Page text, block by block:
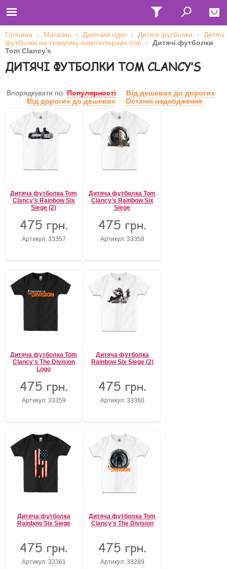
Close
Главная
Футболки
Свитшоты
Лонгсливы
Бейсболки
Ветровки
Оплата и доставка
О нас
Сотрудничество
Головна Магазин Дитячий одяг Дитячі футболки
Дитячі
футболки на тематику комп'ютерних ігор
Дитячі футболки
Tom Clancy’s
ДИТЯЧІ ФУТБОЛКИ TOM CLANCY’S
Впорядкувати по: Популярності
Від дешевих до дорогих
Від дорогих до дешевих
Останні надходження
Дитяча футболка Tom
Clancy’s Rainbow Six
Siege (2)
475 грн.
Артикул: 33357
Дитяча футболка Tom
Clancy’s Rainbow Six
Siege
475 грн.
Артикул: 33358
Дитяча футболка Tom
Clancy's The Division
Logo
475 грн.
Артикул: 33359
Дитяча футболка
Rainbow Six Siege (2)
475 грн.
Артикул: 33360
Дитяча футболка
Rainbow Six Siege
475 грн.
Артикул: 33361
Дитяча футболка Tom
Clancy's The Division
475 грн.
Артикул: 33289